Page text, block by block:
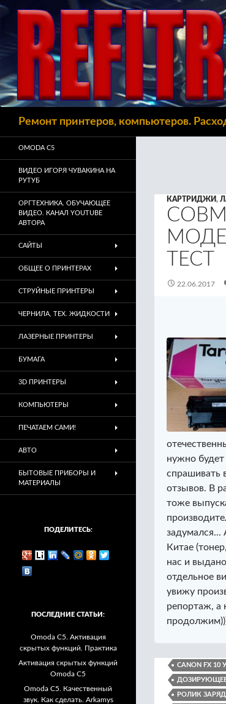
Ремонт принтеров, компьютеров.
КАРТРИДЖИ,
ТЕСТ
22.06.2017
нужно будет
спрашивать
отзывов. В
тоже
задумался...
Китае
нас и
отдельное
увижу
репортаж, а
CANON FX
ДОЗИРУЮЩЕЕ
РОЛИК
OMODA C5
ВИДЕО ИГОРЯ ЧУВАКИНА НА
РУТУБ
ОРГТЕХНИКА. ОБУЧАЮЩЕЕ
ВИДЕО. КАНАЛ YOUTUBE
АВТОРА
САЙТЫ
ОБЩЕЕ О ПРИНТЕРАХ
СТРУЙНЫЕ ПРИНТЕРЫ
ЧЕРНИЛА, ТЕХ. ЖИДКОСТИ
ЛАЗЕРНЫЕ ПРИНТЕРЫ
БУМАГА
3D ПРИНТЕРЫ
КОМПЬЮТЕРЫ
ПЕЧАТАЕМ САМИ!
АВТО
БЫТОВЫЕ ПРИБОРЫ И
МАТЕРИАЛЫ
ПОДЕЛИТЕСЬ:
ПОСЛЕДНИЕ СТАТЬИ:
Omoda C5. Активация
скрытых функций. Практика
Активация скрытых функций
Omoda C5
Omoda C5. Качественный
звук. Как сделать. Arkamys